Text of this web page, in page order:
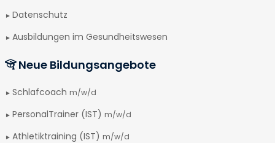
Datenschutz
Ausbildungen im Gesundheitswesen
Neue Bildungsangebote
Schlafcoach m/w/d
PersonalTrainer (IST) m/w/d
Athletiktraining (IST) m/w/d